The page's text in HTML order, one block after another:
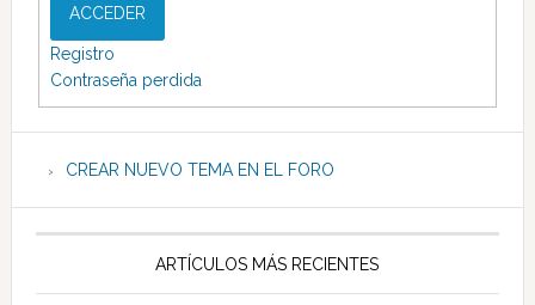
ACCEDER
Registro
Contraseña perdida
CREAR NUEVO TEMA EN EL FORO
ARTÍCULOS MÁS RECIENTES